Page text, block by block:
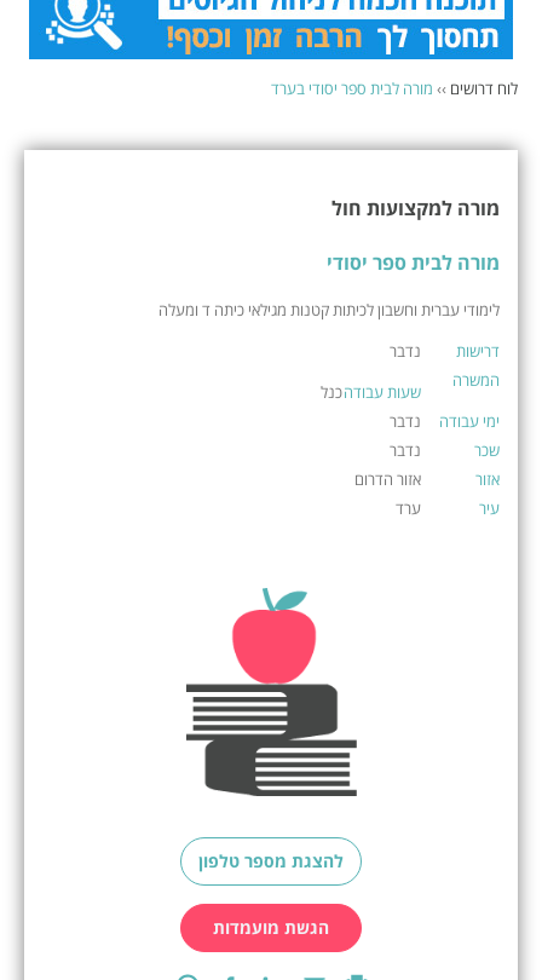
לוח דרושים ›› מורה לבית ספר יסודי בערד
מורה למקצועות חול
מורה לבית ספר יסודי
לימודי עברית וחשבון לכיתות קטנות מגילאי כיתה ד ומעלה
דרישות
המשרה
נדבר
שעות עבודהכנל
ימי עבודה
נדבר
שכר
נדבר
אזור
אזור הדרום
עיר
ערד
להצגת מספר טלפון
הגשת מועמדות